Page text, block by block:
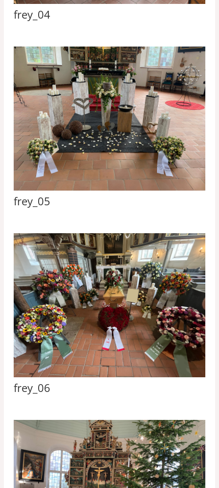
frey_04
frey_05
frey_06